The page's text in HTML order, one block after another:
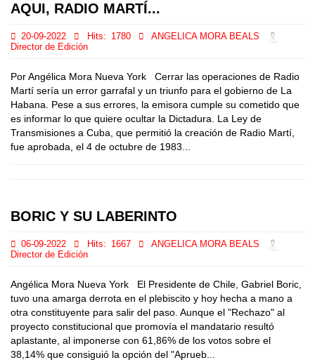
AQUI, RADIO MARTÍ...
20-09-2022 Hits: 1780
ANGELICA MORA BEALS
Director de Edición
Por Angélica Mora Nueva York Cerrar las operaciones de Radio
Martí sería un error garrafal y un triunfo para el gobierno de La
Habana. Pese a sus errores, la emisora cumple su cometido que
es informar lo que quiere ocultar la Dictadura. La Ley de
Transmisiones a Cuba, que permitió la creación de Radio Martí,
fue aprobada, el 4 de octubre de 1983...
BORIC Y SU LABERINTO
06-09-2022 Hits: 1667
ANGELICA MORA BEALS
Director de Edición
Angélica Mora Nueva York El Presidente de Chile, Gabriel Boric,
tuvo una amarga derrota en el plebiscito y hoy hecha a mano a
otra constituyente para salir del paso. Aunque el "Rechazo" al
proyecto constitucional que promovía el mandatario resultó
aplastante, al imponerse con 61,86% de los votos sobre el
38,14% que consiguió la opción del "Aprueb...